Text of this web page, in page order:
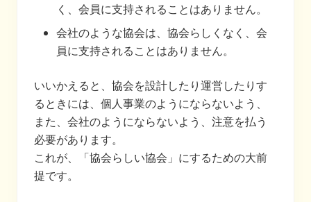
く、会員に支持されることはありません。
会社のような協会は、協会らしくなく、会
員に支持されることはありません。
いいかえると、協会を設計したり運営したりす
るときには、個人事業のようにならないよう、
また、会社のようにならないよう、注意を払う
必要があります。
これが、「協会らしい協会」にするための大前
提です。